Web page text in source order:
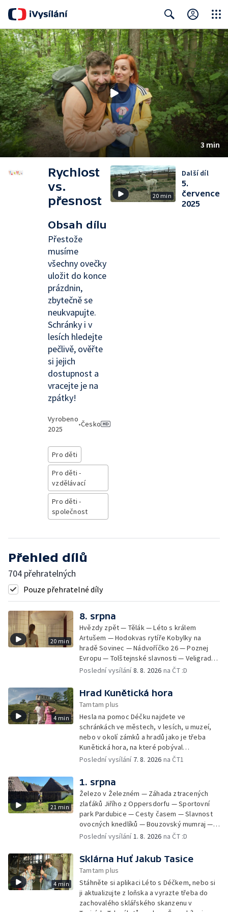
Search Close
3 min
Rychlost
vs.
přesnost
Obsah dílu
Přestože
musíme
všechny ovečky
uložit do konce
prázdnin,
zbytečně se
neukvapujte.
Schránky i v
lesích hledejte
pečlivě, ověřte
si jejich
dostupnost a
vracejte je na
zpátky!
Vyrobeno
2025
•Česko
Pro děti
Pro děti -
vzdělávací
Pro děti -
společnost
20 min
Další díl
5.
července
2025
Přehled dílů
704 přehratelných
Pouze přehratelné díly
20 min
8. srpna
Hvězdy zpět — Tělák — Léto s králem
Artušem — Hodokvas rytíře Kobylky na
hradě Sovinec — Nádvoříčko 26 — Poznej
Evropu — Tolštejnské slavnosti — Veligrad
2026 — Jánošíkův dukát — HMYZ – Krása a
Krkonošský parní víkend
Poslední vysílání8. 8. 2026 na ČT :D
4 min
Hrad Kunětická hora
Tamtam plus
Hesla na pomoc Déčku najdete ve
schránkách ve městech, v lesích, u muzeí,
nebo v okolí zámků a hradů jako je třeba
Kunětická hora, na které pobýval
hrůzostrašný Rumburak.
Poslední vysílání 7. 8. 2026 na ČT1
21 min
1. srpna
Železo v Železném — Záhada ztracených
zlaťáků Jiřího z Oppersdorfu — Sportovní
park Pardubice — Cesty časem — Slavnost
ovocných knedlíků — Bouzovský mumraj —
Pan Tau v Říčanech — Liberta 100 — Dravci na
ulicích — Archeoskanzen Trocnov
Poslední vysílání1. 8. 2026 na ČT :D
4 min
Sklárna Huť Jakub Tasice
Tamtam plus
Stáhněte si aplikaci Léto s Déčkem, nebo si
ji aktualizujte z loňska a vyrazte třeba do
zachovalého sklářského skanzenu v